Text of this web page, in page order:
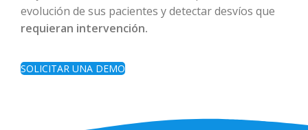
evolución de sus pacientes y detectar desvíos que
requieran intervención.
SOLICITAR UNA DEMO